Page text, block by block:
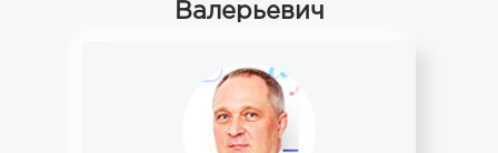
Валерьевич